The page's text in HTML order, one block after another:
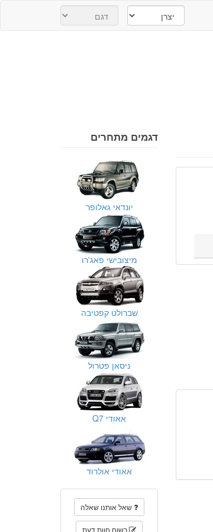
דגמים מתחרים
יונדאי גאלופר
מיצובישי פאג'רו
שברולט קפטיבה
ניסאן פטרול
אאודי Q7
אאודי אולרוד
שאל אותנו שאלה
רשום חוות דעת